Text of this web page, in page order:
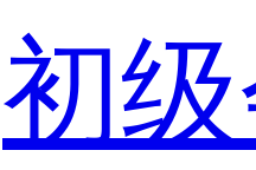
初